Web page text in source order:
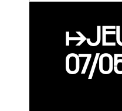
07/